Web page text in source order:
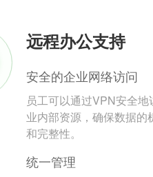
远程办公支持
安全的企业网络访问
员工可以通过VPN安全地
业内部资源，确保数据的
和完整性。
统一管理